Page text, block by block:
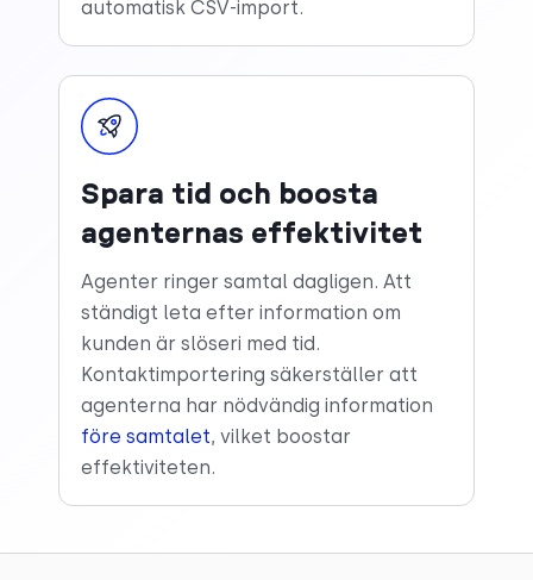
automatisk CSV-import.
Spara tid och boosta
agenternas effektivitet
Agenter ringer samtal dagligen. Att
ständigt leta efter information om
kunden är slöseri med tid.
Kontaktimportering säkerställer att
agenterna har nödvändig information
före samtalet, vilket boostar
effektiviteten.